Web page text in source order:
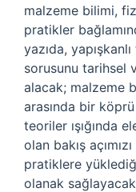
malzeme bilimi,
pratikler
yazıda,
sorusunu tarihsel
alacak; malzeme
arasında bir
teoriler ışığında
olan bakış
pratiklere
olanak